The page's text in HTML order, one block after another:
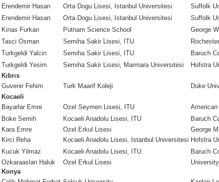
Erendemir Hasan
Orta Dogu Lisesi, Istanbul Universitesi
Suffolk
Erendemir Hasan
Orta Dogu Lisesi, Istanbul Universitesi
Suffolk
Kinas Furkan
Putnam Science School
George
Tasci Osman
Semiha Sakir Lisesi, ITU
Turkgeldi Yalcin
Semiha Sakir Lisesi, ITU
Baruch
Turkgeldi Yesim
Semiha Sakir Lisesi, Marmara Universitesi
Hofstra
Kıbrıs
Guvenir Fehim
Turk Maarif Koleji
Duke
Kocaeli
Bayarlar Emre
Ozel Seymen Lisesi, ITU
Boke Semih
Kocaeli Anadolu Lisesi, ITU
Baruch
Kara Emre
Ozel Erkul Lisesi
George
Kirci Reha
Kocaeli Anadolu Lisesi, Istanbul Universitesi Hofstra
Kucuk Yilmaz
Kocaeli Anadolu Lisesi, ITU
Baruch
Ozkaraaslan Haluk
Ozel Erkul Lisesi
Konya